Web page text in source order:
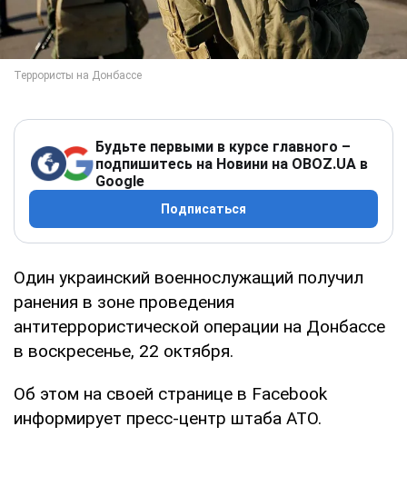
Будьте первыми в курсе главного –
подпишитесь на Новини на OBOZ.UA в
Google
Подписаться
Один украинский военнослужащий получил
ранения в зоне проведения
антитеррористической операции на Донбассе
в воскресенье, 22 октября.
Об этом на своей странице в Facebook
информирует пресс-центр штаба АТО.